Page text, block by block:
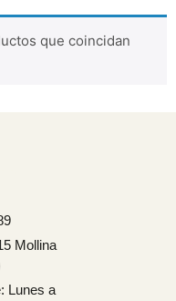
que coincidan
Mollina
Lunes a